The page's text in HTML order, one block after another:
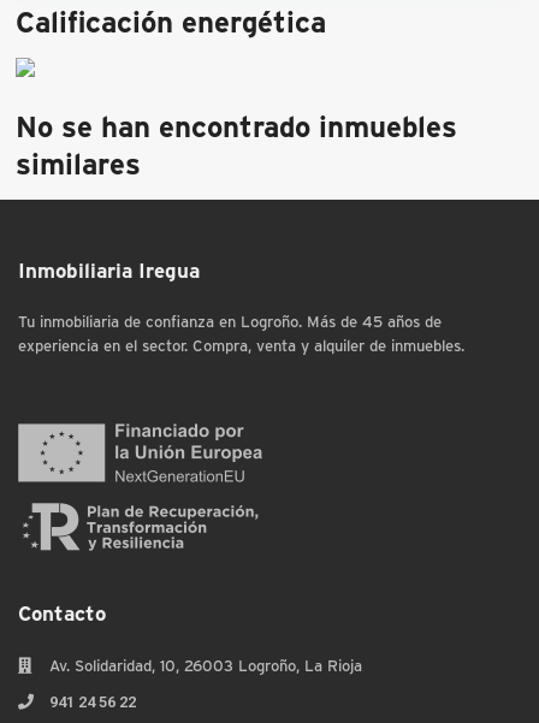
Calificación energética
No se han encontrado inmuebles
similares
Inmobiliaria Iregua
Tu inmobiliaria de confianza en Logroño. Más de 45 años de
experiencia en el sector. Compra, venta y alquiler de inmuebles.
Contacto
Av. Solidaridad, 10, 26003 Logroño, La Rioja
941 24 56 22